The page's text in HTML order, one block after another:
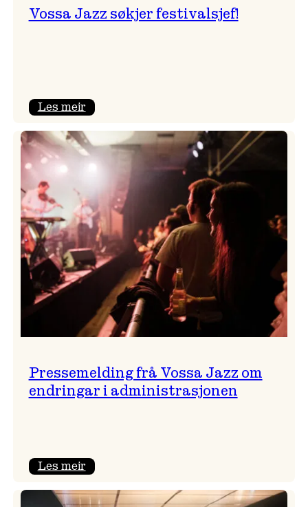
Vossa Jazz søkjer festivalsjef!
Les meir:
Jazz
søkjer
Pressemelding frå Vossa Jazz om
endringar i administrasjonen
Les meir:
frå